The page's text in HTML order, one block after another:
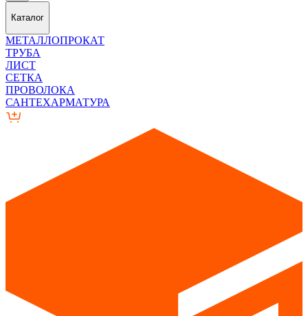
Каталог
МЕТАЛЛОПРОКАТ
ТРУБА
ЛИСТ
СЕТКА
ПРОВОЛОКА
САНТЕХАРМАТУРА